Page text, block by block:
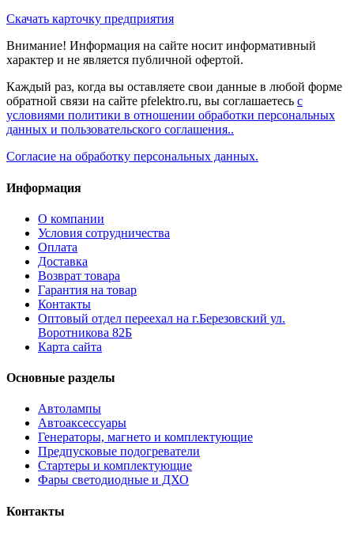
Скачать карточку предприятия
Внимание! Информация на сайте носит информативный
характер и не является публичной офертой.
Каждый раз, когда вы оставляете свои данные в любой форме
обратной связи на сайте pfelektro.ru, вы соглашаетесь с
условиями политики в отношении обработки персональных
данных и пользовательского соглашения..
Согласие на обработку персональных данных.
Информация
О компании
Условия сотрудничества
Оплата
Доставка
Возврат товара
Гарантия на товар
Контакты
Оптовый отдел переехал на г.Березовский ул.
Воротникова 82Б
Карта сайта
Основные разделы
Автолампы
Автоаксессуары
Генераторы, магнето и комплектующие
Предпусковые подогреватели
Стартеры и комплектующие
Фары светодиодные и ДХО
Контакты